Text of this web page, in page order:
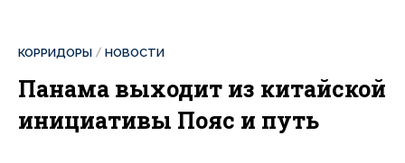
КОРРИДОРЫ НОВОСТИ
Панама выходит из китайской
инициативы Пояс и путь